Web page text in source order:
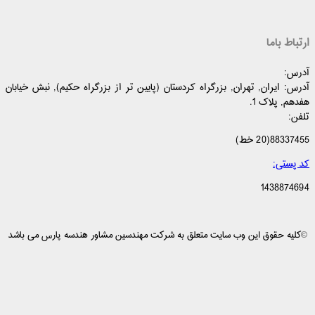
ارتباط باما
آدرس:
آدرس:ایران,تهران,بزرگراه کردستان (پایین تر از بزرگراه حکیم),نبش خیابان
هفدهم, پلاک 1 .
تلفن:
88337455(20 خط)
کد پستی:
1438874694
©کلیه حقوق این وب سایت متعلق به شرکت مهندسین مشاور هندسه پارس می باشد